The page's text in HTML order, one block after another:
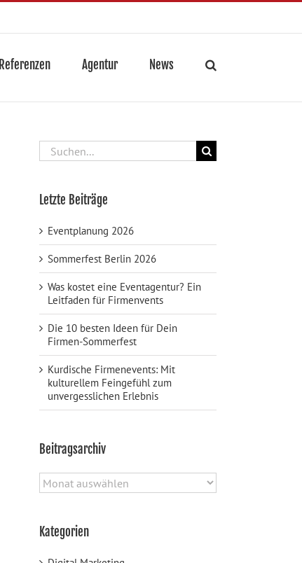
Referenzen Agentur News
Suche
nach:
Letzte Beiträge
Eventplanung 2026
Sommerfest Berlin 2026
Was kostet eine Eventagentur? Ein
Leitfaden für Firmenvents
Die 10 besten Ideen für Dein
Firmen-Sommerfest
Kurdische Firmenevents: Mit
kulturellem Feingefühl zum
unvergesslichen Erlebnis
Beitragsarchiv
Beitragsarchiv
Kategorien